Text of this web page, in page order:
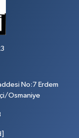
No:7 Erdem
Osmaniye